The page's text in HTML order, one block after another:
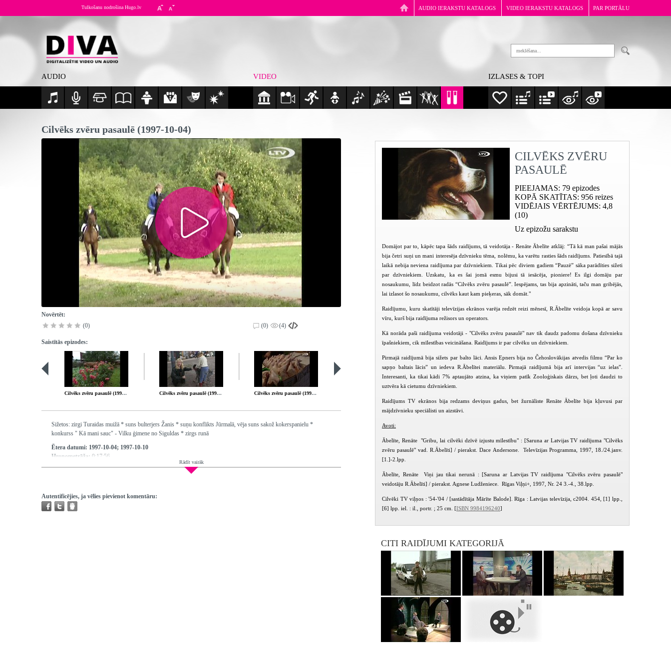
AUDIO IERAKSTU KATALOGS VIDEO IERAKSTU KATALOGS PAR PORTĀLU
Tulkošanu nodrošina Hugo.lv
AUDIO VIDEO IZLASES & TOPI
Cilvēks zvēru pasaulē (1997-10-04)
Novērtēt:
(0)
(0) (4)
Saistītās epizodes:
Cilvēks zvēru pasaulē (1997-09-20) Cilvēks zvēru pasaulē (1997-10-18) Cilvēks zvēru pasaulē (1997-11-01)
Sižetos: zirgi Turaidas muižā * suns bulterjers Žanis * suņu konflikts Jūrmalā, vēja suns sakož kokerspanielu *
konkurss " Kā mani sauc" - Vilku ģimene no Siguldas * zirgs runā
Ētera datumi: 1997-10-04; 1997-10-10
Hronometrāža: 0:17:56
Piedalās:Ābelīte Renāte, Drapče Ģirts, Bogdanova Ludmila, Bogdanovs Vladimirs, Vilka Maija, Vilks Jānis
Atskaņojams:
visur
Trešo pušu autortiesības:
Rādīt vairāk
Autentificējies, ja vēlies pievienot komentāru:
CILVĒKS ZVĒRU
PASAULĒ
PIEEJAMAS: 79 epizodes
KOPĀ SKATĪTAS: 956 reizes
VIDĒJAIS VĒRTĒJUMS: 4,8
(10)
Uz epizožu sarakstu
Domājot par to, kāpēc tapa šāds raidījums, tā veidotāja - Renāte Ābelīte atklāj: “Tā kā man pašai mājās
bija četri suņi un mani interesēja dzīvnieku tēma, nolēmu, ka varētu rasties šāds raidījums. Patiesībā tajā
laikā nebija neviena raidījuma par dzīvniekiem. Tikai pēc diviem gadiem “Pauzē” sāka parādīties sižeti
par dzīvniekiem. Uzskatu, ka es šai jomā esmu bijusi tā iesācēja, pioniere! Es ilgi domāju par
nosaukumu, līdz beidzot radās “Cilvēks zvēru pasaulē”. Iespējams, tas bija apzināti, taču man gribējās,
lai izlasot šo nosaukumu, cilvēks kaut kam pieķeras, sāk domāt. "
Raidījumu, kuru skatītāji televīzijas ekrānos varēja redzēt reizi mēnesī, R.Ābelīte veidoja kopā ar savu
vīru, kurš bija raidījuma režisors un operators.
Kā norāda paši raidījuma veidotāji - "Cilvēks zvēru pasaulē" nav tik daudz padomu došana dzīvnieku
īpašniekiem, cik mīlestības veicināšana. Raidījums ir par cilvēku un dzīvniekiem.
Pirmajā raidījumā bija sižets par balto lāci. Ansis Epners bija no Čehoslovākijas atvedis filmu “Par ko
sapņo baltais lācis” un iedeva R.Ābelītei materiālu. Pirmajā raidījumā bija arī intervijas “uz ielas”.
Interesanti, ka tikai kādi 7% aptaujāto atzina, ka viņiem patīk Zooloģiskais dārzs, bet ļoti daudzi to
uztvēra kā cietumu dzīvniekiem.
Raidījums TV ekrānos bija redzams deviņus gadus, bet žurnāliste Renāte Ābelīte bija kļuvusi par
mājdzīvnieku speciālisti un aizstāvi.
Avoti:
Ābelīte, Renāte "Gribu, lai cilvēki dzīvē izjustu mīlestību" : [Saruna ar Latvijas TV raidījuma "Cilvēks
zvēru pasaulē" vad. R.Ābelīti] / pierakst. Dace Andersone. Televīzijas Programma, 1997, 18./24.janv.
[1.]-2.lpp.
Ābelīte, Renāte Viņi jau tikai nerunā : [Saruna ar Latvijas TV raidījuma "Cilvēks zvēru pasaulē"
veidotāju R.Ābelīti] / pierakst. Agnese Ludženiece. Rīgas Viļņi+, 1997, Nr. 24 3.-4., 38.lpp.
Cilvēki TV viļņos : '54-'04 / [sastādītāja Mārīte Balode]. Rīga : Latvijas televīzija, c2004. 454, [1] lpp.,
[6] lpp. iel. : il., portr. ; 25 cm. [ISBN 9984196240]
CITI RAIDĪJUMI KATEGORIJĀ